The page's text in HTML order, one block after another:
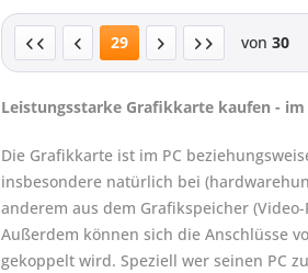
29 von 30
Leistungsstarke Grafikkarte kaufen -
Die Grafikkarte ist im PC
insbesondere natürlich bei
anderem aus dem Grafikspeicher (Video-
Außerdem können sich die Anschlüsse
gekoppelt wird. Speziell wer seinen PC